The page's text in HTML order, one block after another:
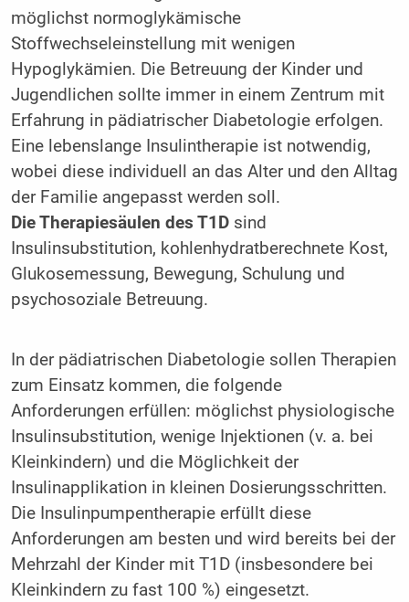
möglichst normoglykämische
Stoffwechseleinstellung mit wenigen
Hypoglykämien. Die Betreuung der Kinder und
Jugendlichen sollte immer in einem Zentrum mit
Erfahrung in pädiatrischer Diabetologie erfolgen.
Eine lebenslange Insulintherapie ist notwendig,
wobei diese individuell an das Alter und den Alltag
der Familie angepasst werden soll.
Die Therapiesäulen des T1Dsind
Insulinsubstitution, kohlenhydratberechnete Kost,
Glukosemessung, Bewegung, Schulung und
psychosoziale Betreuung.
In der pädiatrischen Diabetologie sollen Therapien
zum Einsatz kommen, die folgende
Anforderungen erfüllen: möglichst physiologische
Insulinsubstitution, wenige Injektionen (v. a. bei
Kleinkindern) und die Möglichkeit der
Insulinapplikation in kleinen Dosierungsschritten.
Die Insulinpumpentherapie erfüllt diese
Anforderungen am besten und wird bereits bei der
Mehrzahl der Kinder mit T1D (insbesondere bei
Kleinkindern zu fast 100 %) eingesetzt.